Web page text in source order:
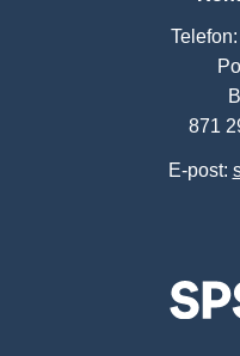
871
E-post: